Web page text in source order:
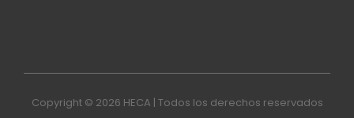
Copyright © 2026 HECA | Todos los derechos reservados